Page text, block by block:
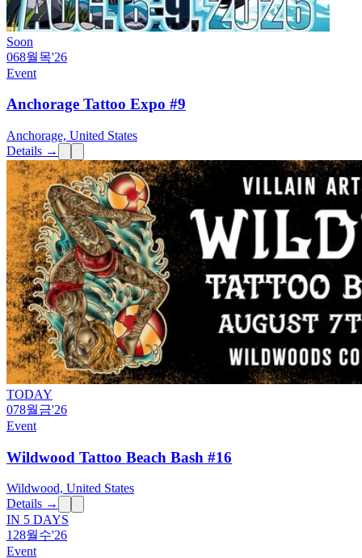
Soon
068월목'26
Event
Anchorage Tattoo Expo #9
Anchorage, United States
Details →
TODAY
078월금'26
Event
Wildwood Tattoo Beach Bash #16
Wildwood, United States
Details →